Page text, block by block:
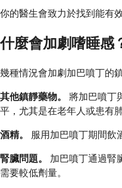
你的醫生會致力於找到能有
什麼會加劇嗜睡感
幾種情況會加劇加巴噴丁的
其他鎮靜藥物。 將加巴噴丁
平，尤其是在老年人或患有
酒精。 服用加巴噴丁期間飲
腎臟問題。
加巴噴丁通過腎
需要較低劑量。